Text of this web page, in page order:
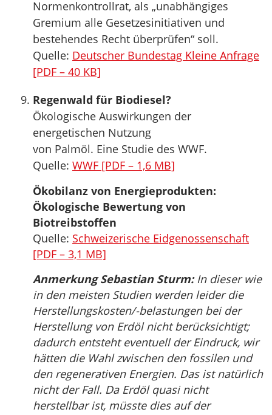
Normenkontrollrat, als „unabhängiges
Gremium alle Gesetzesinitiativen und
bestehendes Recht überprüfen“ soll.
Quelle: Deutscher Bundestag Kleine Anfrage
[PDF – 40 KB]
Regenwald für Biodiesel?
Ökologische Auswirkungen der
energetischen Nutzung
von Palmöl. Eine Studie des WWF.
Quelle: WWF [PDF – 1,6 MB]
Ökobilanz von Energieprodukten:
Ökologische Bewertung von
Biotreibstoffen
Quelle: Schweizerische Eidgenossenschaft
[PDF – 3,1 MB]
Anmerkung Sebastian Sturm:In dieser wie
in den meisten Studien werden leider die
Herstellungskosten/-belastungen bei der
Herstellung von Erdöl nicht berücksichtigt;
dadurch entsteht eventuell der Eindruck, wir
hätten die Wahl zwischen den fossilen und
den regenerativen Energien. Das ist natürlich
nicht der Fall. Da Erdöl quasi nicht
herstellbar ist, müsste dies auf der